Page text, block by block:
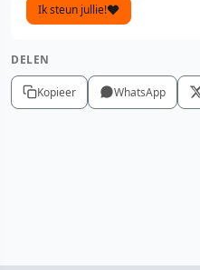
Ik steun jullie!
DELEN
Kopieer WhatsApp